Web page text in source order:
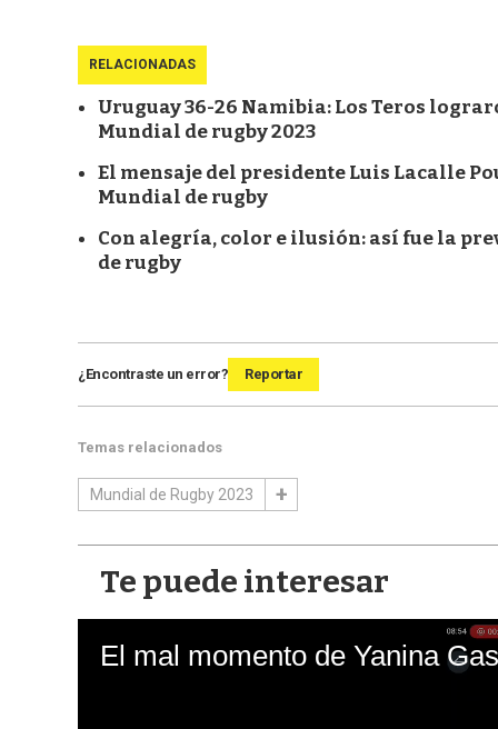
RELACIONADAS
Uruguay 36-26 Namibia: Los Teros
Mundial de rugby 2023
El mensaje del presidente Luis Lacalle
Mundial de rugby
Con alegría, color e ilusión: así fue la
de rugby
¿Encontraste un error? Reportar
Temas relacionados
Mundial de Rugby 2023
Te puede interesar